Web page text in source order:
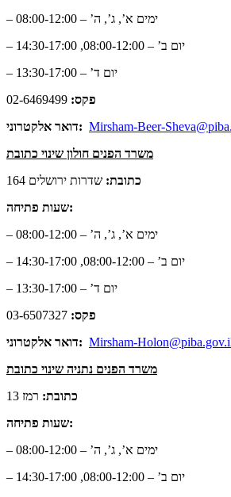
– ימים א’, ג’, ה’ – 08:00-12:00
– יום ב’ – 08:00-12:00, 14:30-17:00
– יום ד’ – 13:30-17:00
פקס:
דואר אלקטרוני: Mirsham-Beer-
משרד הפנים חולון שינוי כתובת
כתובת: שדרות ירושלים 164
שעות פתיחה:
– ימים א’, ג’, ה’ – 08:00-12:00
– יום ב’ – 08:00-12:00, 14:30-17:00
– יום ד’ – 13:30-17:00
פקס:
דואר אלקטרוני: Mirsham-
משרד הפנים נתניה שינוי כתובת
כתובת: רמז 13
שעות פתיחה:
– ימים א’, ג’, ה’ – 08:00-12:00
– יום ב’ – 08:00-12:00, 14:30-17:00